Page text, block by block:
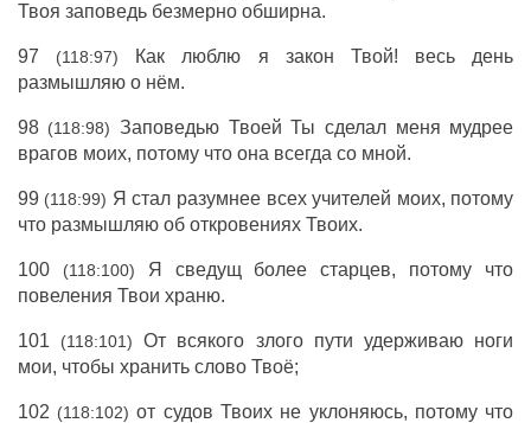
Твоя заповедь безмерно обширна.
97 (118:97) Как люблю я закон Твой! весь день
размышляю о нём.
98 (118:98) Заповедью Твоей Ты сделал меня мудрее
врагов моих, потому что она всегда со мной.
99 (118:99) Я стал разумнее всех учителей моих, потому
что размышляю об откровениях Твоих.
100 (118:100) Я сведущ более старцев, потому что
повеления Твои храню.
101 (118:101) От всякого злого пути удерживаю ноги
мои, чтобы хранить слово Твоё;
102 (118:102) от судов Твоих не уклоняюсь, потому что